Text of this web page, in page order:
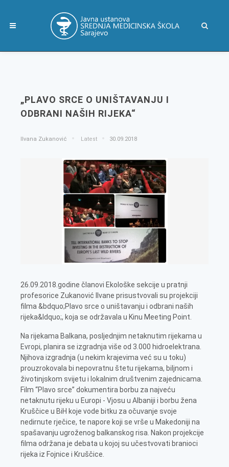
„PLAVO SRCE O UNIŠTAVANJU I
ODBRANI NAŠIH RIJEKA“
Ilvana Zukanović Latest 30.09.2018
26.09.2018.godine članovi Ekološke sekcije u pratnji
profesorice Zukanović Ilvane prisustvovali su projekciji
filma &bdquo;Plavo srce o uništavanju i odbrani naših
rijeka&ldquo;, koja se održavala u Kinu Meeting Point.
Na rijekama Balkana, posljednjim netaknutim rijekama u
Evropi, planira se izgradnja više od 3.000 hidroelektrana.
Njihova izgradnja (u nekim krajevima već su u toku)
prouzrokovala bi nepovratnu štetu rijekama, biljnom i
životinjskom svijetu i lokalnim društvenim zajednicama.
Film “Plavo srce” dokumentira borbu za najveću
netaknutu rijeku u Europi - Vjosu u Albaniji i borbu žena
Kruščice u BiH koje vode bitku za očuvanje svoje
nedirnute rječice, te napore koji se vrše u Makedoniji na
spašavanju ugroženog balkanskog risa. Nakon projekcije
filma održana je debata u kojoj su učestvovati branioci
rijeka iz Fojnice i Kruščice.